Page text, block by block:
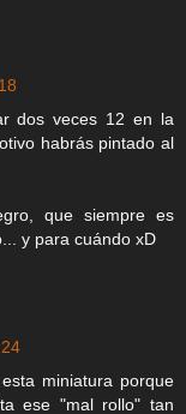
dos veces 12 en la
habrás pintado al
que siempre es
y para cuándo xD
miniatura porque
ese "mal rollo" tan